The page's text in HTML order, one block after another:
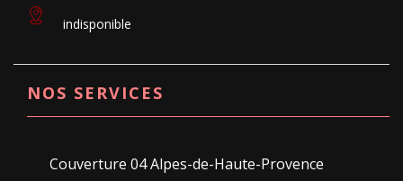
indisponible
NOS SERVICES
Couverture 04 Alpes-de-Haute-Provence